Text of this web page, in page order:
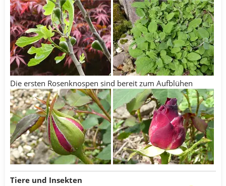
Die ersten Rosenknospen sind bereit zum Aufblühen
Tiere und Insekten